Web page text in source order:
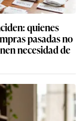
quienes
pasadas no
necesidad de